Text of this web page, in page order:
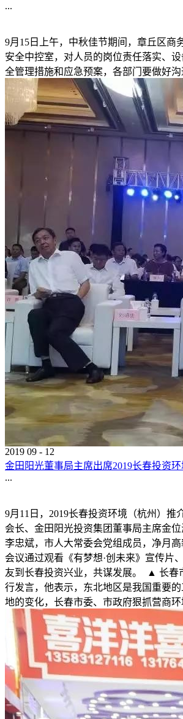
...
9月15日上午，中秋佳节期间，章丘区
安全中控室，对人员的岗位责任落实、
全管理措施和应急预案，各部门要做好
2019 09 - 12
金田阳光董事局主席出席2019长春投资
...
9月11日，2019长春投资环境（杭州）
会长、金田阳光投资集团董事局主席金
李忠斌，市人大常委会党组成员，净月
会议通过观看《有梦想·创未来》宣传片
友到长春投资兴业，共谋发展。 ▲ 长春
行发言，他表示，东北地区是我国重要
地的变化，长春市委、市政府狠抓营商